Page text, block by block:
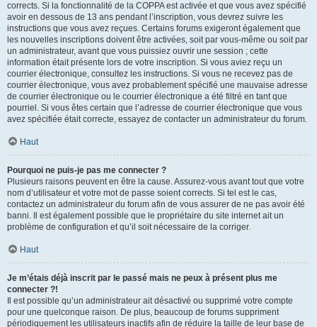
corrects. Si la fonctionnalité de la COPPA est activée et que vous avez spécifié
avoir en dessous de 13 ans pendant l’inscription, vous devrez suivre les
instructions que vous avez reçues. Certains forums exigeront également que
les nouvelles inscriptions doivent être activées, soit par vous-même ou soit par
un administrateur, avant que vous puissiez ouvrir une session ; cette
information était présente lors de votre inscription. Si vous aviez reçu un
courrier électronique, consultez les instructions. Si vous ne recevez pas de
courrier électronique, vous avez probablement spécifié une mauvaise adresse
de courrier électronique ou le courrier électronique a été filtré en tant que
pourriel. Si vous êtes certain que l’adresse de courrier électronique que vous
avez spécifiée était correcte, essayez de contacter un administrateur du forum.
Haut
Pourquoi ne puis-je pas me connecter ?
Plusieurs raisons peuvent en être la cause. Assurez-vous avant tout que votre
nom d’utilisateur et votre mot de passe soient corrects. Si tel est le cas,
contactez un administrateur du forum afin de vous assurer de ne pas avoir été
banni. Il est également possible que le propriétaire du site internet ait un
problème de configuration et qu’il soit nécessaire de la corriger.
Haut
Je m’étais déjà inscrit par le passé mais ne peux à présent plus me
connecter ?!
Il est possible qu’un administrateur ait désactivé ou supprimé votre compte
pour une quelconque raison. De plus, beaucoup de forums suppriment
périodiquement les utilisateurs inactifs afin de réduire la taille de leur base de